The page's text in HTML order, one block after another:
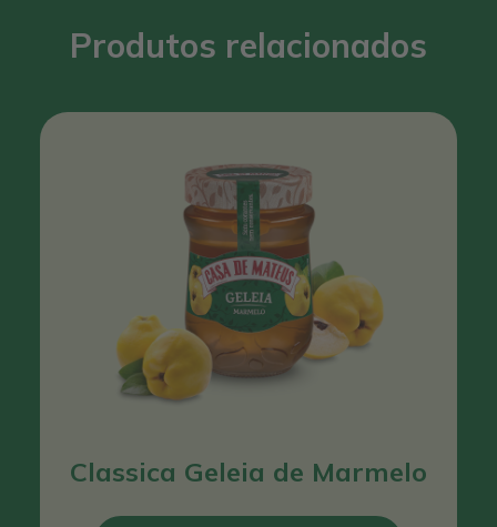
Produtos relacionados
Classica Geleia de Marmelo